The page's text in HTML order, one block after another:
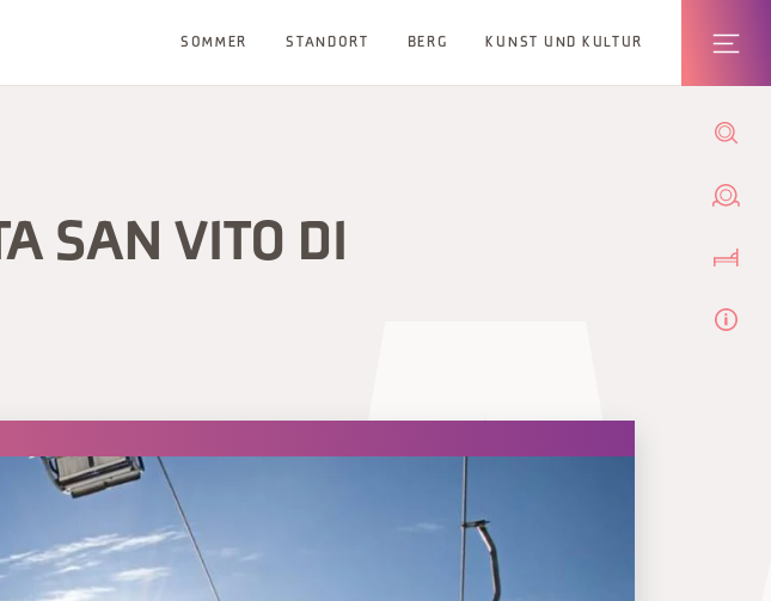
SOMMER STANDORT BERG KUNST UND KULTUR
SAN VITO DI